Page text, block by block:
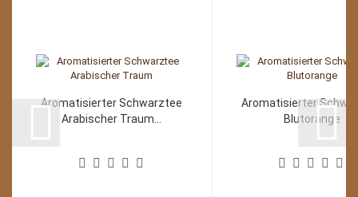
Aromatisierter Schwarztee
Arabischer Traum...
Aromatisierter
Blutorange